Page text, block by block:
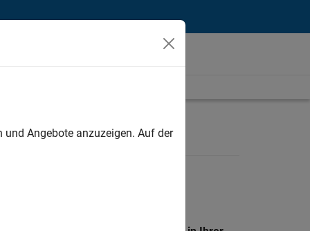
Angebote anzuzeigen. Auf der